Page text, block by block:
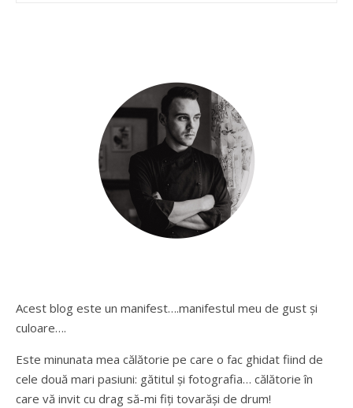
Acest blog este un manifest….manifestul meu de gust și
culoare….
Este minunata mea călătorie pe care o fac ghidat fiind de
cele două mari pasiuni: gătitul și fotografia… călătorie în
care vă invit cu drag să-mi fiți tovarăși de drum!